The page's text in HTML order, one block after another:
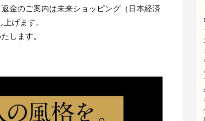
金のご案内は未来ショッピング（日本経済
げます。
します。